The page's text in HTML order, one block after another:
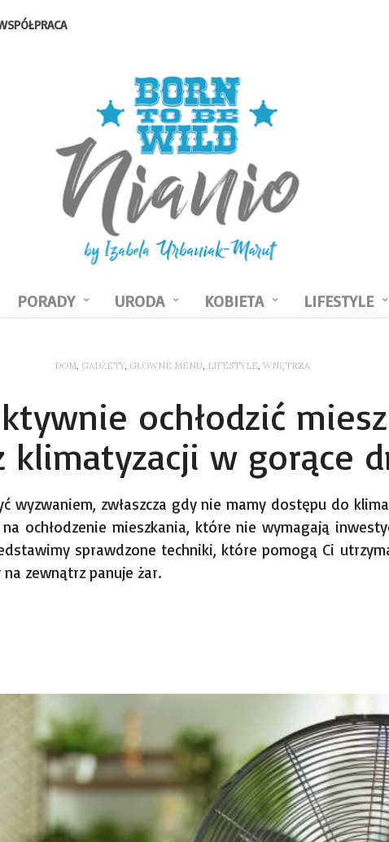
PORADY URODA KOBIETA LIFESTYLE
DOM, GADŻETY, GŁÓWNE MENU, LIFESTYLE, WNĘTRZA
ochłodzić
klimatyzacji w gorące
wyzwaniem, zwłaszcza gdy nie mamy dostępu do
ochłodzenie mieszkania, które nie wymagają
sprawdzone techniki, które pomogą Ci
zewnątrz panuje żar.